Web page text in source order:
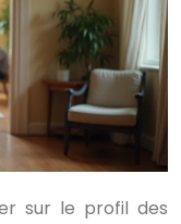
sur le profil des